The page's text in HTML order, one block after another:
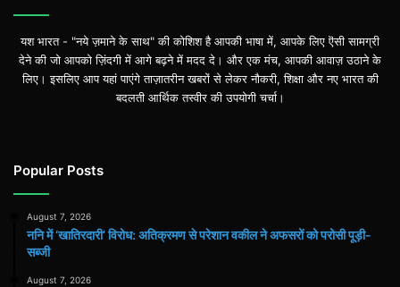
यश भारत - "नये ज़माने के साथ" की कोशिश है आपकी भाषा में, आपके लिए ऎसी सामग्री
देने की जो आपको ज़िंदगी में आगे बढ़ने में मदद दे। और एक मंच, आपकी आवाज़ उठाने के
लिए। इसलिए आप यहां पाएंगे ताज़ातरीन खबरों से लेकर नौकरी, शिक्षा और नए भारत की
बदलती आर्थिक तस्वीर की उपयोगी चर्चा।
Popular Posts
August 7, 2026
ननि में ‘खातिरदारी’ विरोध: अतिक्रमण से परेशान वकील ने अफसरों को परोसी पूड़ी-
सब्जी
August 7, 2026